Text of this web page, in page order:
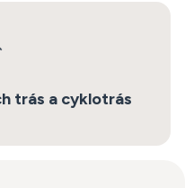
trás a cyklotrás